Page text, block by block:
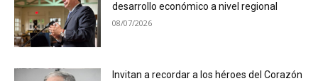
desarrollo económico a nivel regional
08/07/2026
Invitan a recordar a los héroes del Corazón